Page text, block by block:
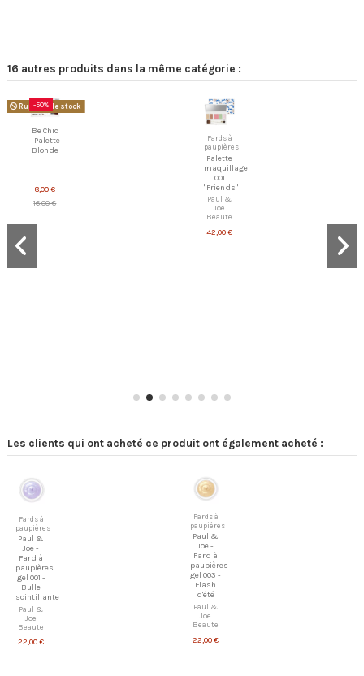
16 autres produits dans la même catégorie :
-50%
Rupture de stock
Be Chic
- Palette
Blonde
8,00 €
16,00 €
Fards à
paupières
Palette
maquillage
"Friends"
Paul &
Beaute
42,00 €
Les clients qui ont acheté ce produit ont également acheté :
Fards à
paupières
Paul &
Joe -
Fard à
paupières
gel 001 -
Bulle
scintillante
Paul &
Joe
Beaute
22,00 €
Fards à
paupières
Paul &
Joe -
Fard à
paupières
gel 003 -
Flash
d'été
Paul &
Joe
Beaute
22,00 €